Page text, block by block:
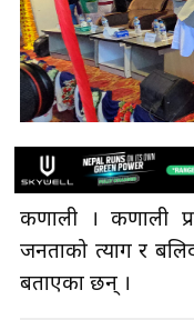
कर्णाली । कर्णाली
जनताको त्याग र
बताएका छन् ।